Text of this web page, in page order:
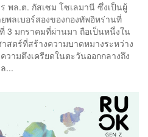
พล.ต. กัสเซม โซเลมานี ซึ่งเป็นผู้
ลเบอร์สองของกองทัพอิหร่านที่
3 มกราคมที่ผ่านมา ถือเป็นหนึ่งใน
ตร์ที่สร้างความบาดหมางระหว่าง
ามตึงเครียดในตะวันออกกลางถึง
...